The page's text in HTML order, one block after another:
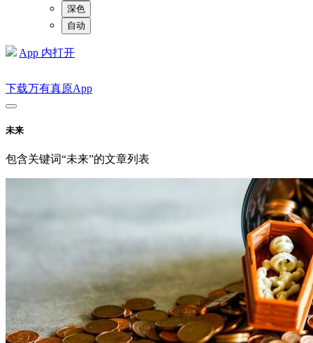
深色
自动
App 内打开
下载万有真原App
未来
包含关键词“未来”的文章列表